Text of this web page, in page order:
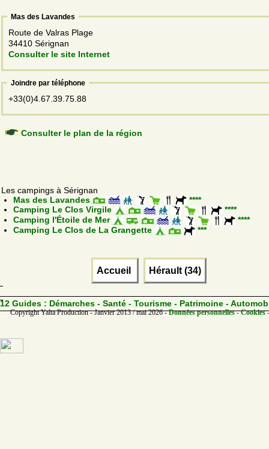
Mas des Lavandes
Route de Valras Plage
34410 Sérignan
Consulter le site Internet
Joindre par téléphone
+33(0)4.67.39.75.88
Consulter le plan de la région
Les campings à Sérignan
Mas des Lavandes
****
Camping Le Clos Virgile
****
Camping l'Étoile de Mer
****
Camping Le Clos de La Grangette
***
Accueil Hérault (34)
12 Guides : Démarches - Santé - Tourisme - Patrimoine -
Copyright Yalta Production - Janvier 2013 / mai 2026 -Données personnelles - Cookies